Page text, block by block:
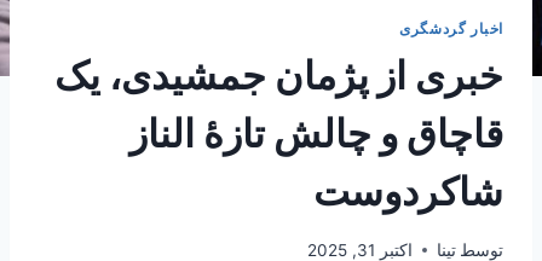
اخبار گردشگری
خبری از پژمان جمشیدی، یک
قاچاق و چالش‌ تازۀ الناز
شاکردوست
توسط تینا اکتبر 31, 2025